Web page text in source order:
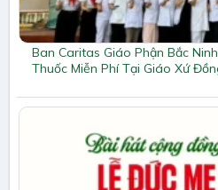
Ban Caritas Giáo Phận Bắc
Thuốc Miễn Phí Tại Giáo Xứ